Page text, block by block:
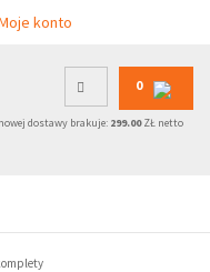
konto
0
dostawy brakuje: 299.00ZŁ netto